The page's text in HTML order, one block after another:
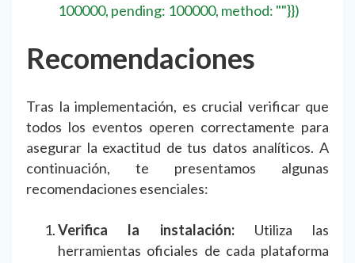
100000, pending: 100000, method: ""}})
Recomendaciones
Tras la implementación, es crucial verificar que
todos los eventos operen correctamente para
asegurar la exactitud de tus datos analíticos. A
continuación, te presentamos algunas
recomendaciones esenciales:
Verifica la instalación:Utiliza las
herramientas oficiales de cada plataforma